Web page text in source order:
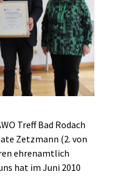
Treff Bad Rodach
Zetzmann (2. von
ehrenamtlich
hat im Juni 2010